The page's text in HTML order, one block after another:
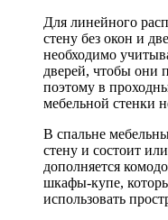
Для линейного
стену без окон и
необходимо
дверей, чтобы они
поэтому в
мебельной стенки
В спальне
стену и состоит
дополняется
шкафы-купе,
использовать